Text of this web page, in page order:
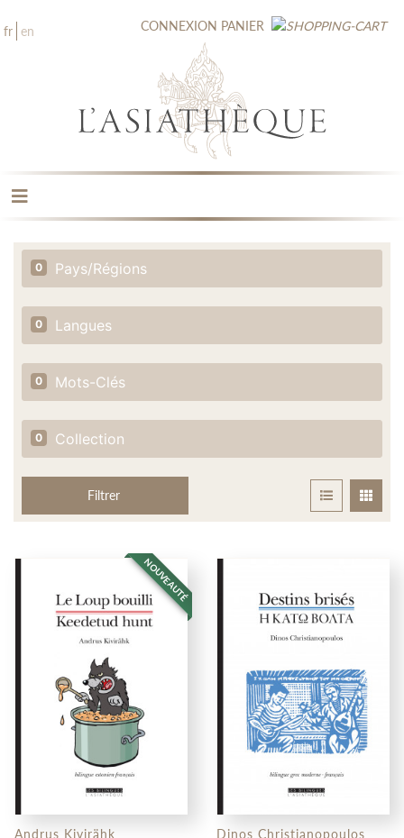
fr en CONNEXION PANIER
LES ÉDITIONS
LA LIBRAIRIE
CATALOGUE
MÉDIATHÈQUE
NOUVEAUTÉS / À PARAÎTRE
0 Pays/Régions
0 Langues
0 Mots-Clés
0 Collection
Filtrer
NOUVEAUTÉ
Andrus Kivirähk Dinos Christianopoulos